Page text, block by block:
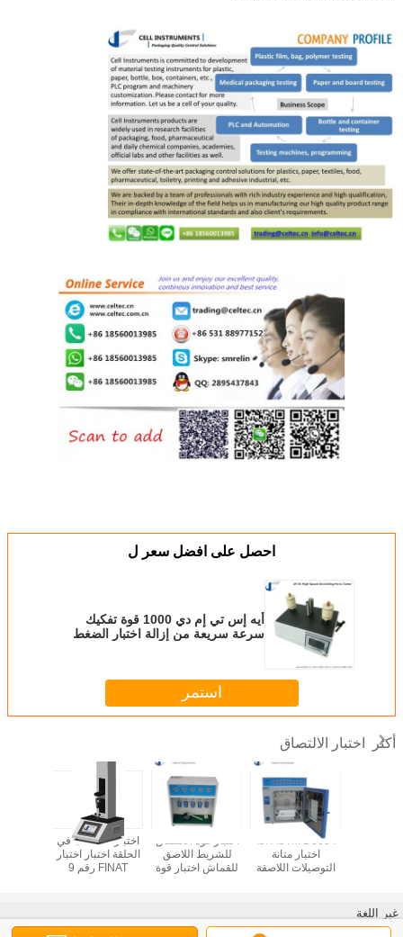
احصل على افضل سعر ل
أيه إس تي إم دي 1000 قوة تفكيك
سرعة سريعة من إزالة اختبار الضغط
استمر
أكثر اختبار الالتصاق
اختبار التماسك في
الحلقة اختبار اختبار
FINAT رقم 9
اختبار قوة الالتصاق
للشريط اللاصق
للقماش اختبار قوة
ASTM D3654 آلة
اختبار متانة
التوصيلات اللاصقة
Z0237
غير اللغة